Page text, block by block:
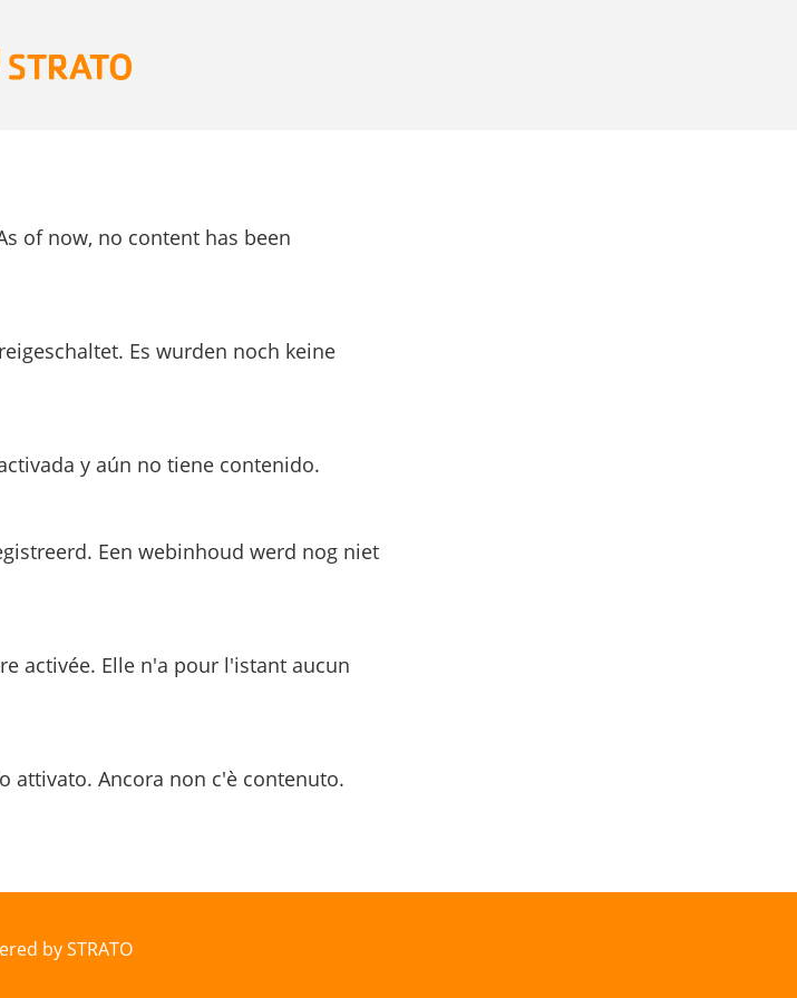
of now, no content has been
Es wurden noch keine
y aún no tiene contenido.
Een webinhoud werd nog niet
activée. Elle n'a pour l'istant aucun
attivato. Ancora non c'è contenuto.
by STRATO